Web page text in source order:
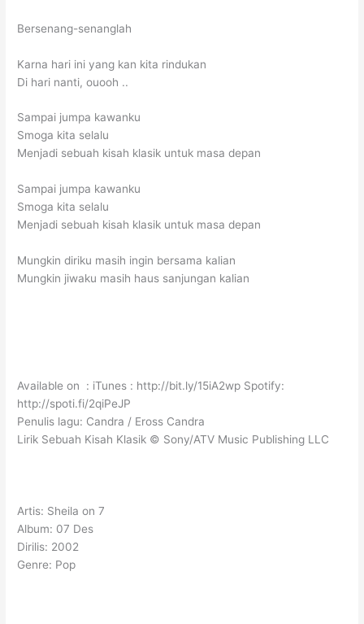
Bersenang-senanglah
Karna hari ini yang kan kita rindukan
Di hari nanti, ouooh ..
Sampai jumpa kawanku
Smoga kita selalu
Menjadi sebuah kisah klasik untuk masa depan
Sampai jumpa kawanku
Smoga kita selalu
Menjadi sebuah kisah klasik untuk masa depan
Mungkin diriku masih ingin bersama kalian
Mungkin jiwaku masih haus sanjungan kalian
Available on : iTunes : http://bit.ly/15iA2wp​ Spotify:
http://spoti.fi/2qiPeJP
Penulis lagu: Candra / Eross Candra
Lirik Sebuah Kisah Klasik © Sony/ATV Music Publishing LLC
Artis: Sheila on 7
Album: 07 Des
Dirilis: 2002
Genre: Pop